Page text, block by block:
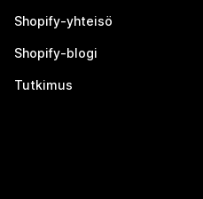
Shopify-yhteisö
Shopify-blogi
Tutkimus